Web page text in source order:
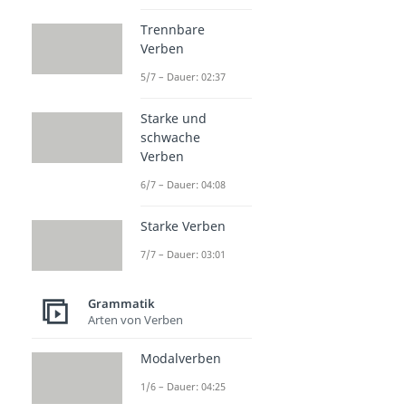
Trennbare
Verben
5/7 – Dauer: 02:37
Starke und
schwache
Verben
6/7 – Dauer: 04:08
Starke Verben
7/7 – Dauer: 03:01
Grammatik
Arten von Verben
Modalverben
1/6 – Dauer: 04:25